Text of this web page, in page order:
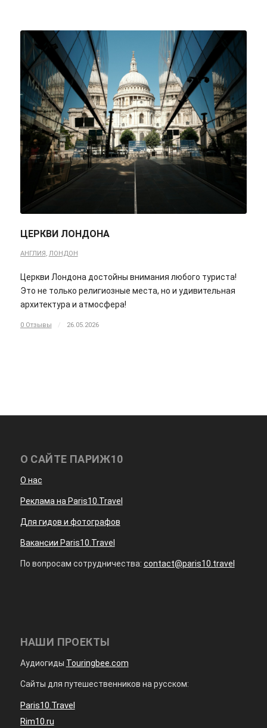
ЦЕРКВИ ЛОНДОНА
АНГЛИЯ, ЛОНДОН
Церкви Лондона достойны внимания любого туриста!
Это не только религиозные места, но и удивительная
архитектура и атмосфера!
0 Отзывы / 26.05.2026
О САЙТЕ ПАРИЖ10
О нас
Реклама на Paris10.Travel
Для гидов и фотографов
Вакансии Paris10.Travel
По вопросам сотрудничества: contact@paris10.travel
НАШИ ПРОЕКТЫ
Аудиогиды Touringbee.com
Сайты для путешественников на русском:
Paris10.Travel
Rim10.ru